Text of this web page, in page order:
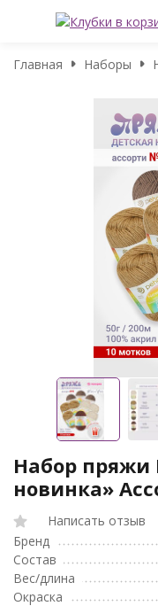
Главная Наборы
Набор пряжи
новинка»
Написать отзыв
Бренд
Состав
Вес/длина
Окраска